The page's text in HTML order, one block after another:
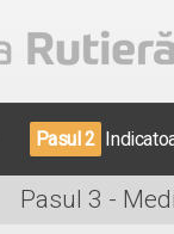
Pasul 2
Pasul 3 -